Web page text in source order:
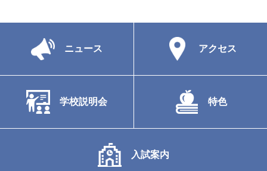
ニュース アクセス
学校説明会 特色
入試案内